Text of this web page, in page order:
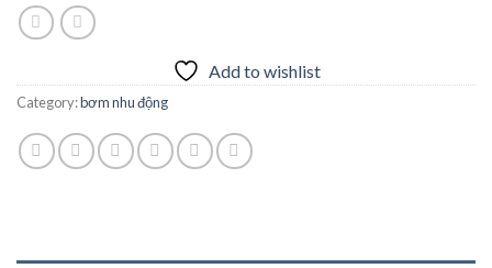
Add to wishlist
Category:bơm nhu động